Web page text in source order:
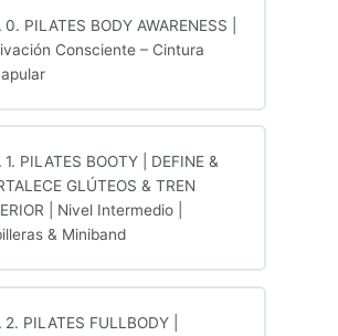
0. PILATES BODY AWARENESS |
Consciente – Cintura
1. PILATES BOOTY | DEFINE &
GLÚTEOS & TREN
| Nivel Intermedio |
& Miniband
2. PILATES FULLBODY |